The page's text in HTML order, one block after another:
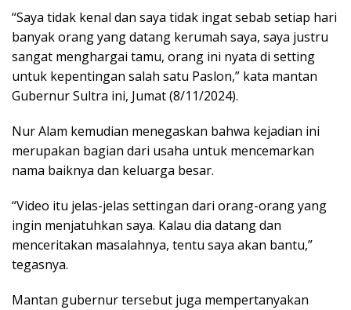
“Saya tidak kenal dan saya tidak ingat sebab setiap hari
banyak orang yang datang kerumah saya, saya justru
sangat menghargai tamu, orang ini nyata di setting
untuk kepentingan salah satu Paslon,” kata mantan
Gubernur Sultra ini, Jumat (8/11/2024).
Nur Alam kemudian menegaskan bahwa kejadian ini
merupakan bagian dari usaha untuk mencemarkan
nama baiknya dan keluarga besar.
“Video itu jelas-jelas settingan dari orang-orang yang
ingin menjatuhkan saya. Kalau dia datang dan
menceritakan masalahnya, tentu saya akan bantu,”
tegasnya.
Mantan gubernur tersebut juga mempertanyakan